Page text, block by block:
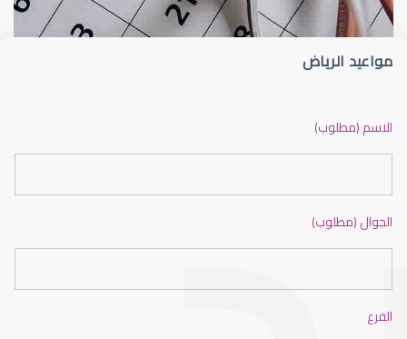
العمليات التجميلية للعين
مواعيد الرياض
الاسم (مطلوب)
الجوال (مطلوب)
الفرع